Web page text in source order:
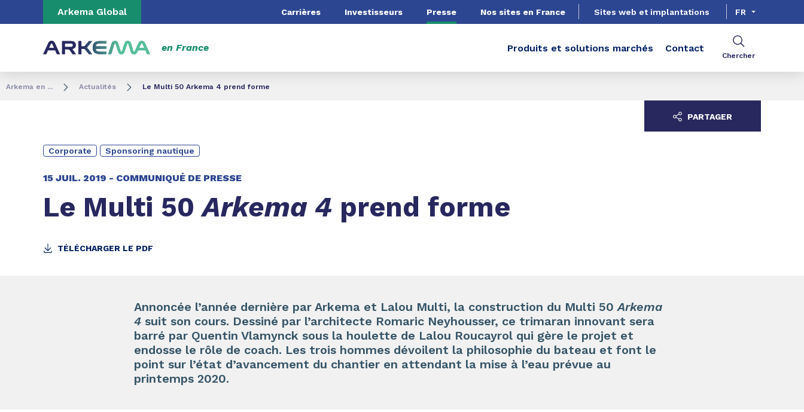
Aller au contenu Aller au menu
Arkema Global Carrières Investisseurs Presse Nos sites en France Sites web et implantations FR
en France Produits et solutions marchés Contact
Chercher
Arkema en ... Actualités Le Multi 50 Arkema 4 prend forme
Corporate Sponsoring nautique
15 JUIL. 2019 - COMMUNIQUÉ DE PRESSE
Le Multi 50Arkema 4 prend forme
TÉLÉCHARGER LE PDF
PARTAGER
Annoncée l’année dernière par Arkema et Lalou Multi, la construction du Multi 50Arkema
4 suit son cours. Dessiné par l’architecte Romaric Neyhousser, ce trimaran innovant sera
barré par Quentin Vlamynck sous la houlette de Lalou Roucayrol qui gère le projet et
endosse le rôle de coach. Les trois hommes dévoilent la philosophie du bateau et font le
point sur l’état d’avancement du chantier en attendant la mise à l’eau prévue au
printemps 2020.